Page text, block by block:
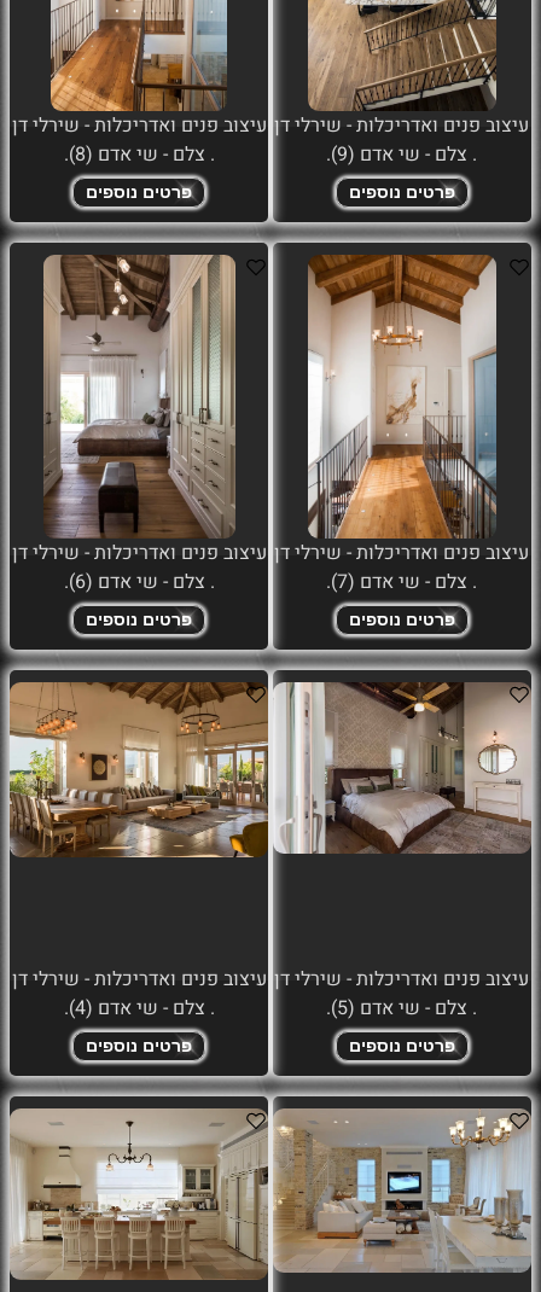
עיצוב פנים ואדריכלות - שירלי דן
. צלם - שי אדם (9).
פרטים נוספים
עיצוב פנים ואדריכלות - שירלי דן
. צלם - שי אדם (8).
פרטים נוספים
עיצוב פנים ואדריכלות - שירלי דן
. צלם - שי אדם (7).
פרטים נוספים
עיצוב פנים ואדריכלות - שירלי דן
. צלם - שי אדם (6).
פרטים נוספים
עיצוב פנים ואדריכלות - שירלי דן
. צלם - שי אדם (5).
פרטים נוספים
עיצוב פנים ואדריכלות - שירלי דן
. צלם - שי אדם (4).
פרטים נוספים